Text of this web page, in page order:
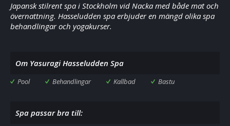
Japansk stilrent spa i Stockholm vid Nacka med både mat och
övernattning. Hasseludden spa erbjuder en mängd olika spa
behandlingar och yogakurser.
Om Yasuragi Hasseludden Spa
Pool Behandlingar Kallbad Bastu
Spa passar bra till: